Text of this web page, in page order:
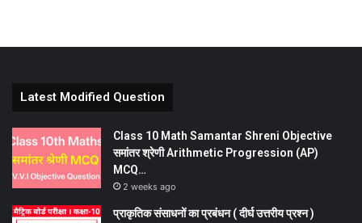
Latest Modified Question
Class 10 Math Samantar Shreni Objective
समांतर श्रेणी Arithmetic Progression (AP)
MCQ…
2 weeks ago
प्राकृतिक संसाधनों का प्रबंधन ( दीर्घ उत्तरीय प्रश्न )